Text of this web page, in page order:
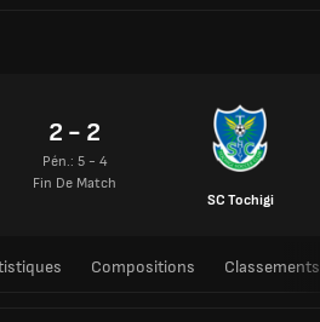
2 - 2
Pén.: 5 - 4
Fin De Match
SC Tochigi
Compositions Classements